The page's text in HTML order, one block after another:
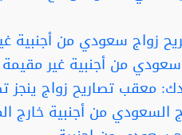
زواج سعودي من أجنبية
من أجنبية غير مقيمة
معقب تصاريح زواج
السعودي من أجنبية خارج